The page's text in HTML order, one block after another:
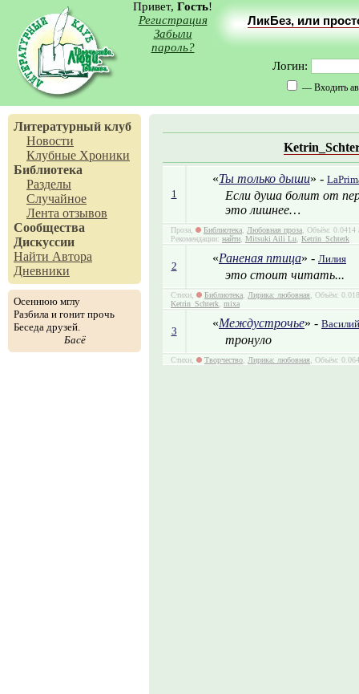
Привет, Гость!
Регистрация
Забыли
пароль?
ЛикБез, или
Логин:
— Входить
Литературный клуб
Новости
Клубные Хроники
Библиотека
Разделы
Случайное
Лента отзывов
Сообщества
Дискуссии
Найти Автора
Дневники
Осеннюю мглу
Разбила и гонит прочь
Беседа друзей.
Басё
1
«Ты только дыши» -
Если душа болит от
это лишнее…
Проза, Библиотека Любовная проза , Объём:
Рекомендации: найти Mitsuki Aili Lu Ketrin_Schterk
2
«Раненая птица» - Лилия
это стоит читать...
Стихи, Библиотека Лирика: любовная , Объём:
Ketrin_Schterk mixa
3
«Междустрочье» -
тронуло
Стихи, Творчество Лирика: любовная , Объём: